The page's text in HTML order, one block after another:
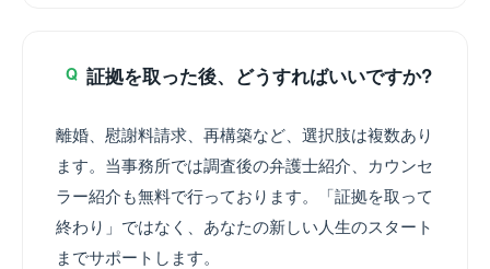
Q 証拠を取った後、どうすればいいですか?
離婚、慰謝料請求、再構築など、選択肢は複数あり
ます。当事務所では調査後の弁護士紹介、カウンセ
ラー紹介も無料で行っております。「証拠を取って
終わり」ではなく、あなたの新しい人生のスタート
までサポートします。